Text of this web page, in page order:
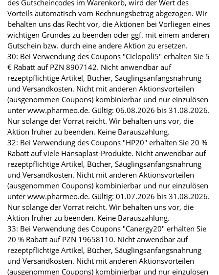
des Gutscheincodes im Warenkorb, wird der Wert des
Vorteils automatisch vom Rechnungsbetrag abgezogen. Wir
behalten uns das Recht vor, die Aktionen bei Vorliegen eines
wichtigen Grundes zu beenden oder ggf. mit einem anderen
Gutschein bzw. durch eine andere Aktion zu ersetzen.
30: Bei Verwendung des Coupons "Ciclopoli5" erhalten Sie 5
€ Rabatt auf PZN 8907142. Nicht anwendbar auf
rezeptpflichtige Artikel, Bücher, Säuglingsanfangsnahrung
und Versandkosten. Nicht mit anderen Aktionsvorteilen
(ausgenommen Coupons) kombinierbar und nur einzulösen
unter www.pharmeo.de. Gültig: 06.08.2026 bis 31.08.2026.
Nur solange der Vorrat reicht. Wir behalten uns vor, die
Aktion früher zu beenden. Keine Barauszahlung.
32: Bei Verwendung des Coupons "HP20" erhalten Sie 20 %
Rabatt auf viele Hansaplast-Produkte. Nicht anwendbar auf
rezeptpflichtige Artikel, Bücher, Säuglingsanfangsnahrung
und Versandkosten. Nicht mit anderen Aktionsvorteilen
(ausgenommen Coupons) kombinierbar und nur einzulösen
unter www.pharmeo.de. Gültig: 01.07.2026 bis 31.08.2026.
Nur solange der Vorrat reicht. Wir behalten uns vor, die
Aktion früher zu beenden. Keine Barauszahlung.
33: Bei Verwendung des Coupons "Canergy20" erhalten Sie
20 % Rabatt auf PZN 19658110. Nicht anwendbar auf
rezeptpflichtige Artikel, Bücher, Säuglingsanfangsnahrung
und Versandkosten. Nicht mit anderen Aktionsvorteilen
(ausgenommen Coupons) kombinierbar und nur einzulösen